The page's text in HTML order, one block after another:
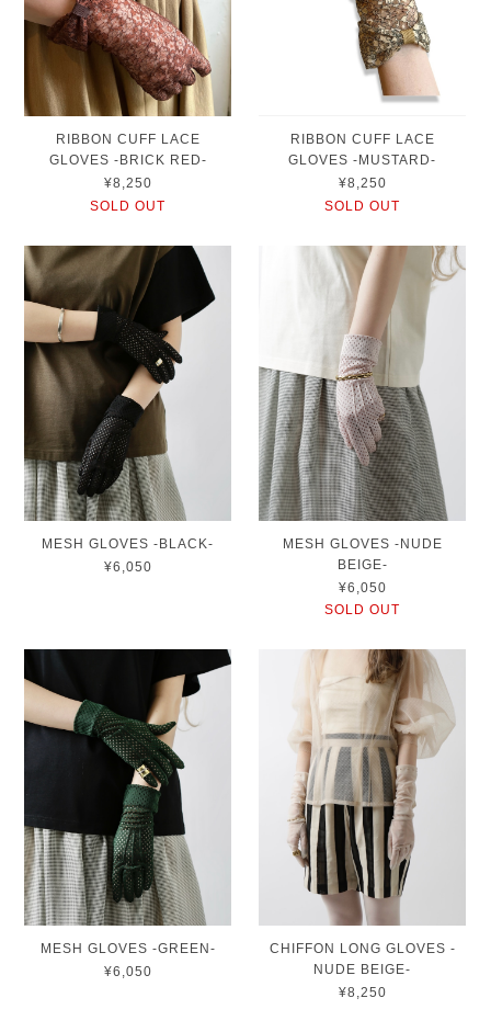
RIBBON CUFF LACE
GLOVES -BRICK RED-
¥8,250
SOLD OUT
RIBBON CUFF LACE
GLOVES -MUSTARD-
¥8,250
SOLD OUT
MESH GLOVES -BLACK-
¥6,050
MESH GLOVES -NUDE
BEIGE-
¥6,050
SOLD OUT
MESH GLOVES -GREEN-
¥6,050
CHIFFON LONG GLOVES -
NUDE BEIGE-
¥8,250